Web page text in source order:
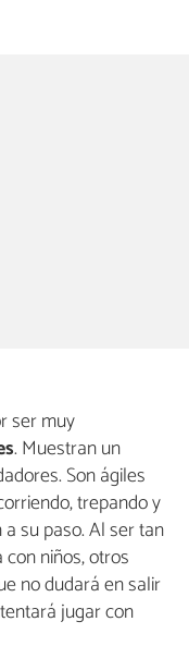
ser muy
. Muestran un
Son ágiles
trepando y
su paso. Al ser tan
niños, otros
no dudará en salir
jugar con